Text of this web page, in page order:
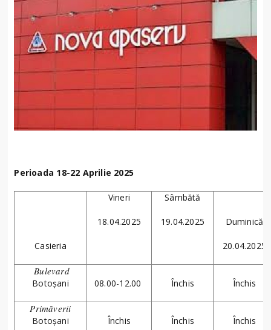
Perioada 18-22 Aprilie 2025
Casieria
Vineri
18.04.2025
Sâmbătă
19.04.2025 Duminică
20.04.2025
Bulevard
Botoșani 08.00-12.00 Închis Închis
Primăverii
Botoșani Închis Închis Închis